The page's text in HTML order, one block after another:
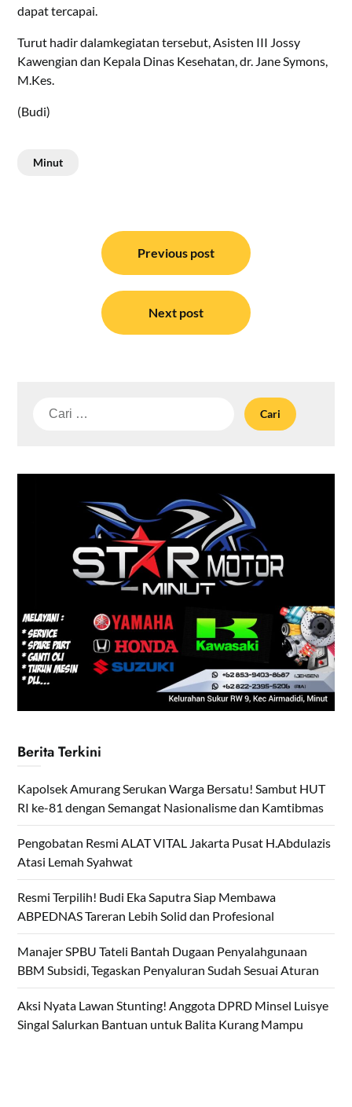
dapat tercapai.
Turut hadir dalamkegiatan tersebut, Asisten III Jossy
Kawengian dan Kepala Dinas Kesehatan, dr. Jane Symons,
M.Kes.
(Budi)
Minut
Previous post
Next post
Cari
Berita Terkini
Kapolsek Amurang Serukan Warga Bersatu! Sambut HUT
RI ke-81 dengan Semangat Nasionalisme dan Kamtibmas
Pengobatan Resmi ALAT VITAL Jakarta Pusat H.Abdulazis
Atasi Lemah Syahwat
Resmi Terpilih! Budi Eka Saputra Siap Membawa
ABPEDNAS Tareran Lebih Solid dan Profesional
Manajer SPBU Tateli Bantah Dugaan Penyalahgunaan
BBM Subsidi, Tegaskan Penyaluran Sudah Sesuai Aturan
Aksi Nyata Lawan Stunting! Anggota DPRD Minsel Luisye
Singal Salurkan Bantuan untuk Balita Kurang Mampu